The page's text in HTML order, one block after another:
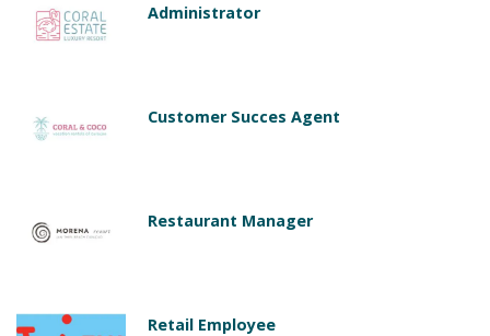
Administrator
Customer Succes Agent
Restaurant Manager
Retail Employee